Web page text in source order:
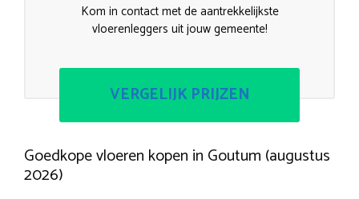
Kom in contact met de aantrekkelijkste
vloerenleggers uit jouw gemeente!
VERGELIJK PRIJZEN
Goedkope vloeren kopen in Goutum (augustus
2026)